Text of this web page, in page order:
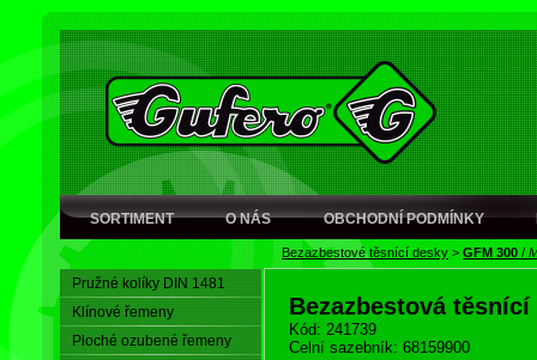
SORTIMENT O NÁS OBCHODNÍ PODMÍNKY
Bezazbestové těsnící desky > GFM 300 /
Pružné kolíky DIN 1481
Klínové řemeny
Ploché ozubené řemeny
Bezazbestová
Kód: 241739
Celní sazebník: 68159900